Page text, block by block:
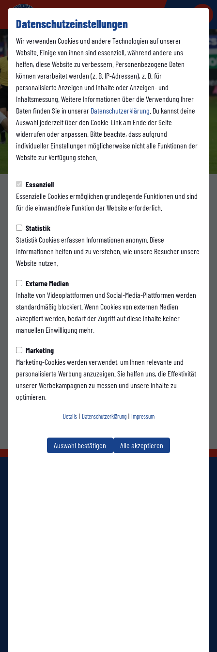
Datenschutzeinstellungen
Wir verwenden Cookies und andere Technologien auf unserer
Website. Einige von ihnen sind essenziell, während andere uns
helfen, diese Website zu verbessern. Personenbezogene Daten
können verarbeitet werden (z. B. IP-Adressen), z. B. für
personalisierte Anzeigen und Inhalte oder Anzeigen- und
Inhaltsmessung. Weitere Informationen über die Verwendung Ihrer
Daten finden Sie in unserer Datenschutzerklärung . Du kannst deine
Auswahl jederzeit über den Cookie-Link am Ende der Seite
widerrufen oder anpassen. Bitte beachte, dass aufgrund
individueller Einstellungen möglicherweise nicht alle Funktionen der
Website zur Verfügung stehen.
Essenziell
Essenzielle Cookies ermöglichen grundlegende Funktionen und sind
für die einwandfreie Funktion der Website erforderlich.
Statistik
Statistik Cookies erfassen Informationen anonym. Diese
Informationen helfen und zu verstehen, wie unsere Besucher unsere
Website nutzen.
Externe Medien
Inhalte von Videoplattformen und Social-Media-Plattformen werden
standardmäßig blockiert. Wenn Cookies von externen Medien
akzeptiert werden, bedarf der Zugriff auf diese Inhalte keiner
manuellen Einwilligung mehr.
Marketing
Marketing-Cookies werden verwendet, um Ihnen relevante und
personalisierte Werbung anzuzeigen. Sie helfen uns, die Effektivität
unserer Werbekampagnen zu messen und unsere Inhalte zu
optimieren.
Details | Datenschutzerklärung | Impressum
Auswahl bestätigen Alle akzeptieren
1. MANNSCHAFT
Freitag, 14.11.2025 14:31 Uhr
WDFV terminiert Spieltage 18
und 19
terminiert.
Das letzte Pflichtspiel des Jahres 2025 bestreitet der WSV am Freitag,
05.12.2025, um 19:30 Uhr unter Flutlicht bei
Fortuna Köln.
Der Auftakt ins Fußballjahr 2026 findet im Stadion am Zoo statt: Am
Samstag, 24.01.2026, um 14:00 Uhr empfängt der WSV die
Weitere Informationen zu den kommenden Spieltagen folgen wie gewohnt
über unsere Vereinskanäle.